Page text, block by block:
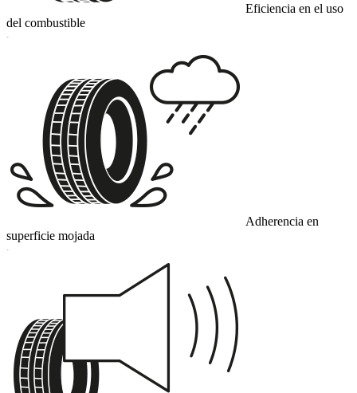
Eficiencia en el uso
del combustible
C
Adherencia en
superficie mojada
C